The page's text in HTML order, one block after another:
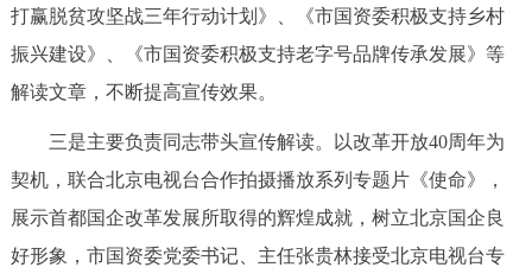
打赢脱贫攻坚战三年行动计划》、《市国资委积极支持乡村
振兴建设》、《市国资委积极支持老字号品牌传承发展》等
解读文章，不断提高宣传效果。
三是主要负责同志带头宣传解读。以改革开放40周年为
契机，联合北京电视台合作拍摄播放系列专题片《使命》，
展示首都国企改革发展所取得的辉煌成就，树立北京国企良
好形象，市国资委党委书记、主任张贵林接受北京电视台专